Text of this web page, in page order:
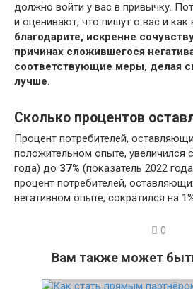
должно войти у вас в привычку.
и оценивают, что пишут о вас и как
благодарите, искренне
причинах сложившегося
соответствующие меры, делая
лучше.
Сколько процентов
Процент потребителей,
положительном опыте, увеличился с
года) до 37% (показатель 2022
процент потребителей,
негативном опыте, сократился на
0
Вам также может